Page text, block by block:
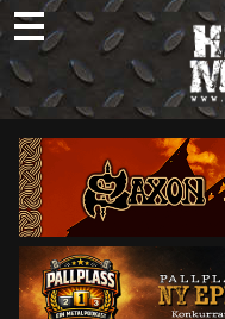
Skip
to
content